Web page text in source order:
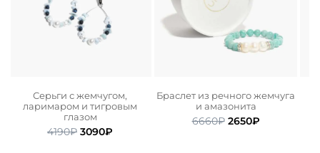
Серьги с жемчугом,
ларимаром и тигровым
глазом
4190₽ Первоначальная
3090₽
Браслет из речного жемчуга
и амазонита
6660₽ Первоначальная
2650₽Текущая